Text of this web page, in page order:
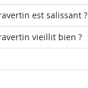
est salissant ?
vieillit bien ?